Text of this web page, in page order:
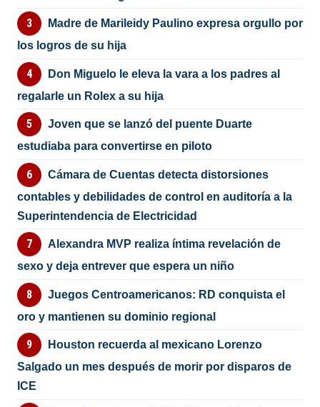
Madre de Marileidy Paulino expresa orgullo por
los logros de su hija
Don Miguelo le eleva la vara a los padres al
regalarle un Rolex a su hija
Joven que se lanzó del puente Duarte
estudiaba para convertirse en piloto
Cámara de Cuentas detecta distorsiones
contables y debilidades de control en auditoría a la
Superintendencia de Electricidad
Alexandra MVP realiza íntima revelación de
sexo y deja entrever que espera un niño
Juegos Centroamericanos: RD conquista el
oro y mantienen su dominio regional
Houston recuerda al mexicano Lorenzo
Salgado un mes después de morir por disparos de
ICE